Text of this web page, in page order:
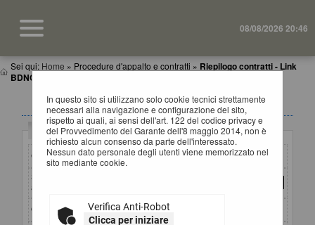
08/08/2026 20:46
Sei qui: Home » Procedure d'appalto e contratti » Riepilogo contratti - Link
BDNCP
In questo sito si utilizzano solo cookie tecnici strettamente
necessari alla navigazione e configurazione del sito,
rispetto ai quali, ai sensi dell'art. 122 del codice privacy e
del Provvedimento del Garante dell'8 maggio 2014, non è
richiesto alcun consenso da parte dell'interessato.
Nessun dato personale degli utenti viene memorizzato nel
sito mediante cookie.
Verifica Anti-Robot
Clicca per iniziare
RIEPILOGO CONTRATTI
Criteri di ricerca
CIG:
Stazione
appaltante :
Oggetto: